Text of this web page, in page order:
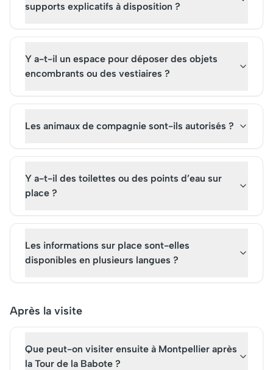
supports explicatifs à disposition ?
Y a-t-il un espace pour déposer des objets
encombrants ou des vestiaires ?
Les animaux de compagnie sont-ils autorisés ?
Y a-t-il des toilettes ou des points d’eau sur
place ?
Les informations sur place sont-elles
disponibles en plusieurs langues ?
Après la visite
Que peut-on visiter ensuite à Montpellier après
la Tour de la Babote ?